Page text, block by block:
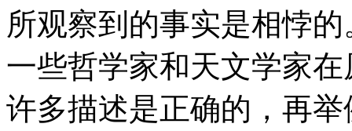
所观察到的事实是相悖
一些哲学家和天文学家
许多描述是正确的，再